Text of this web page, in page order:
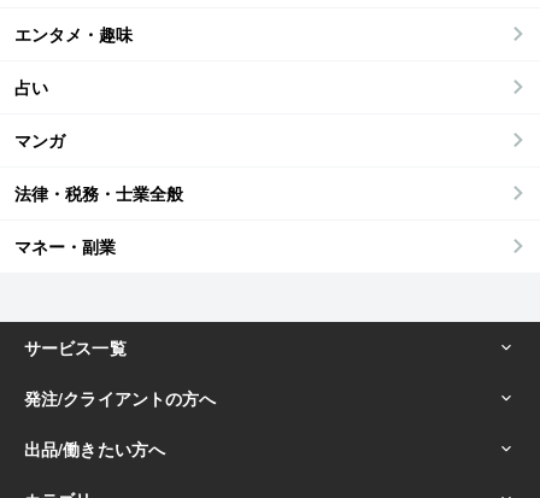
エンタメ・趣味
占い
マンガ
法律・税務・士業全般
マネー・副業